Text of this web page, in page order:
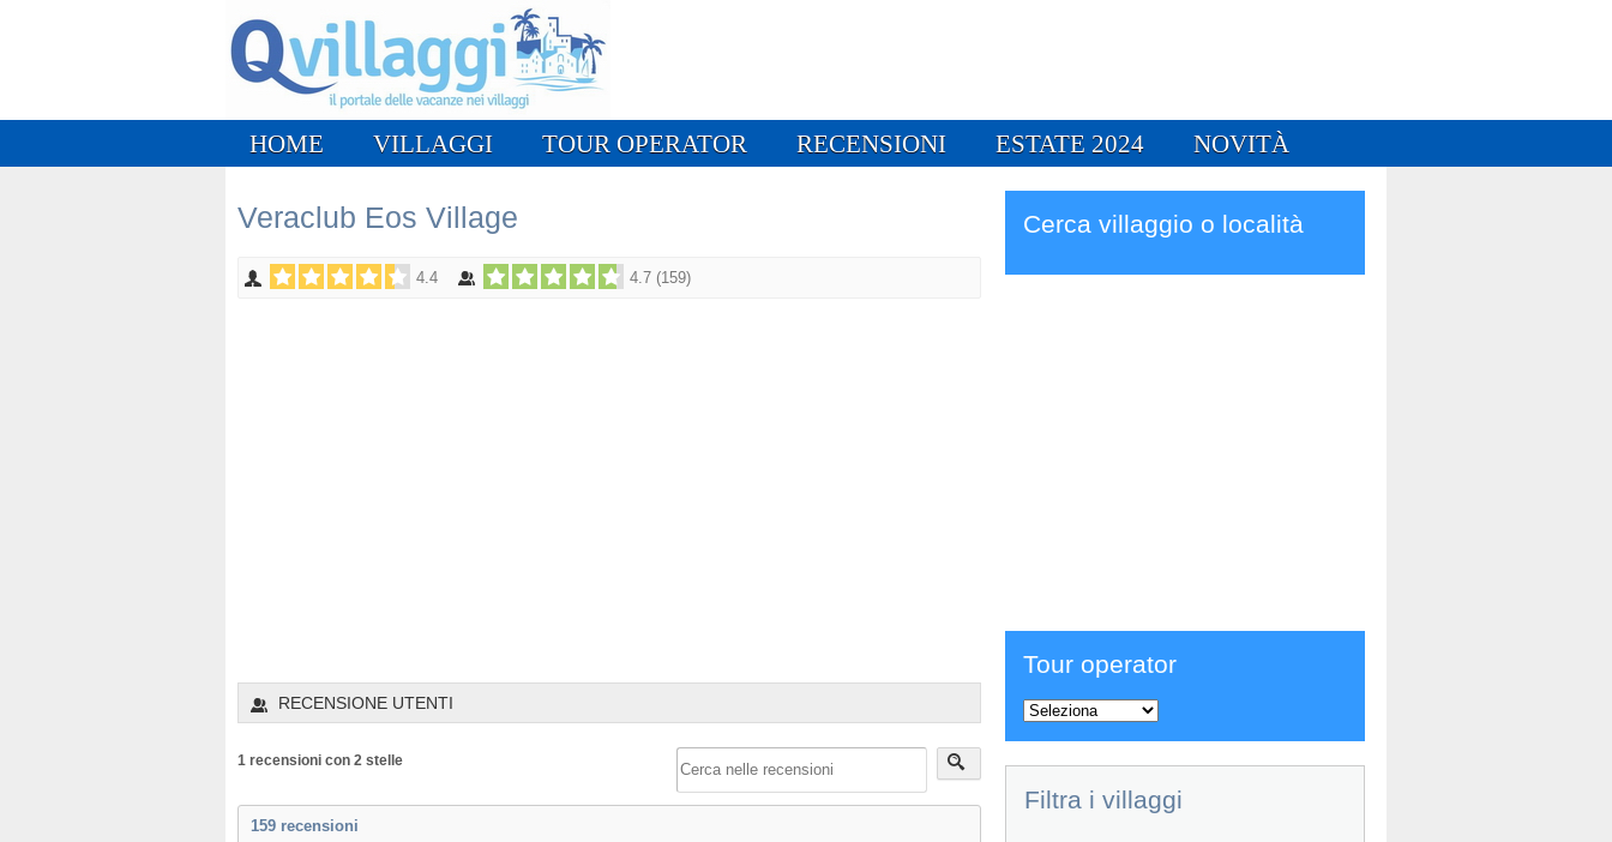
HOME VILLAGGI TOUR OPERATOR RECENSIONI ESTATE 2024 NOVITÀ
Veraclub Eos Village
4.4 4.7 (159)
RECENSIONE UTENTI
1 recensioni con 2 stelle
159 recensioni
Cerca villaggio o località
Tour operator
Filtra i villaggi